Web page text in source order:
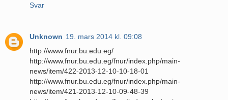
Svar
Unknown 19. mars 2014 kl. 09:08
http://www.fnur.bu.edu.eg/
http://www.fnur.bu.edu.eg/fnur/index.php/main-
news/item/422-2013-12-10-10-18-01
http://www.fnur.bu.edu.eg/fnur/index.php/main-
news/item/421-2013-12-10-09-48-39